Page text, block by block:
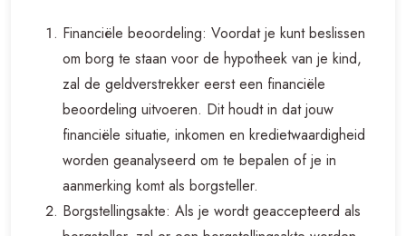
Financiële beoordeling: Voordat je kunt beslissen
om borg te staan voor de hypotheek van je kind,
zal de geldverstrekker eerst een financiële
beoordeling uitvoeren. Dit houdt in dat jouw
financiële situatie, inkomen en kredietwaardigheid
worden geanalyseerd om te bepalen of je in
aanmerking komt als borgsteller.
Borgstellingsakte: Als je wordt geaccepteerd als